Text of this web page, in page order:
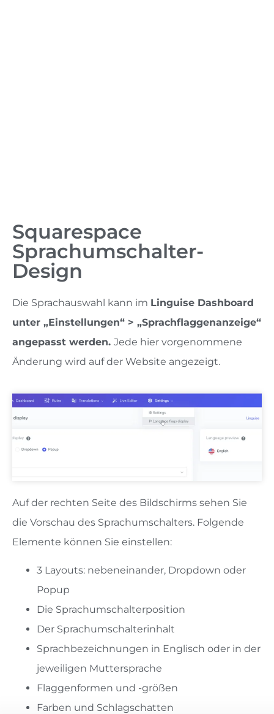
Squarespace
Sprachumschalter-
Design
Die Sprachauswahl kann im Linguise Dashboard
unter „Einstellungen“ > „Sprachflaggenanzeige“
angepasst werden. Jede hier vorgenommene
Änderung wird auf der Website angezeigt.
Auf der rechten Seite des Bildschirms sehen Sie
die Vorschau des Sprachumschalters. Folgende
Elemente können Sie einstellen:
3 Layouts: nebeneinander, Dropdown oder
Popup
Die Sprachumschalterposition
Der Sprachumschalterinhalt
Sprachbezeichnungen in Englisch oder in der
jeweiligen Muttersprache
Flaggenformen und -größen
Farben und Schlagschatten